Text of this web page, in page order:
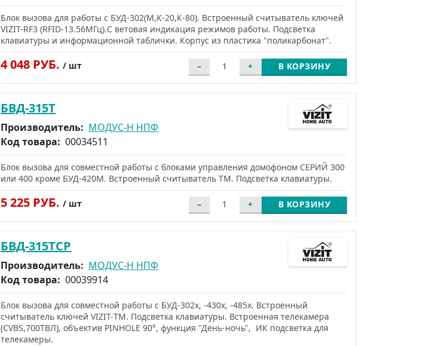
Блок вызова для работы с БУД-302(М,К-20,К-80). Встроенный считыватель ключей
VIZIT-RF3 (RFID-13.56МГц).С ветовая индикация режимов работы. Подсветка
клавиатуры и информационной таблички. Корпус из пластика "поликарбонат".
4 048 РУБ./ шт В КОРЗИНУ
БВД-315T
Производитель: МОДУС-Н НПФ
Код товара: 00034511
Блок вызова для совместной работы с блоками управления домофоном СЕРИЙ 300
или 400 кроме БУД-420М. Встроенный считыватель ТМ. Подсветка клавиатуры.
5 225 РУБ./ шт В КОРЗИНУ
БВД-315ТCP
Производитель: МОДУС-Н НПФ
Код товара: 00039914
Блок вызова для совместной работы с БУД-302х, -430х, -485х. Встроенный
считыватель ключей VIZIT-ТМ. Подсветка клавиатуры. Встроенная телекамера
(CVBS,700ТВЛ), объектив PINHOLE 90°, функция "День-ночь", ИК подсветка для
телекамеры.